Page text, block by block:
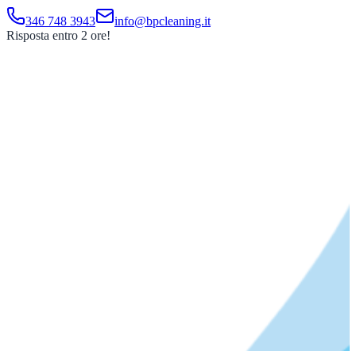
346 748 3943
info@bpcleaning.it
Risposta entro 2 ore!